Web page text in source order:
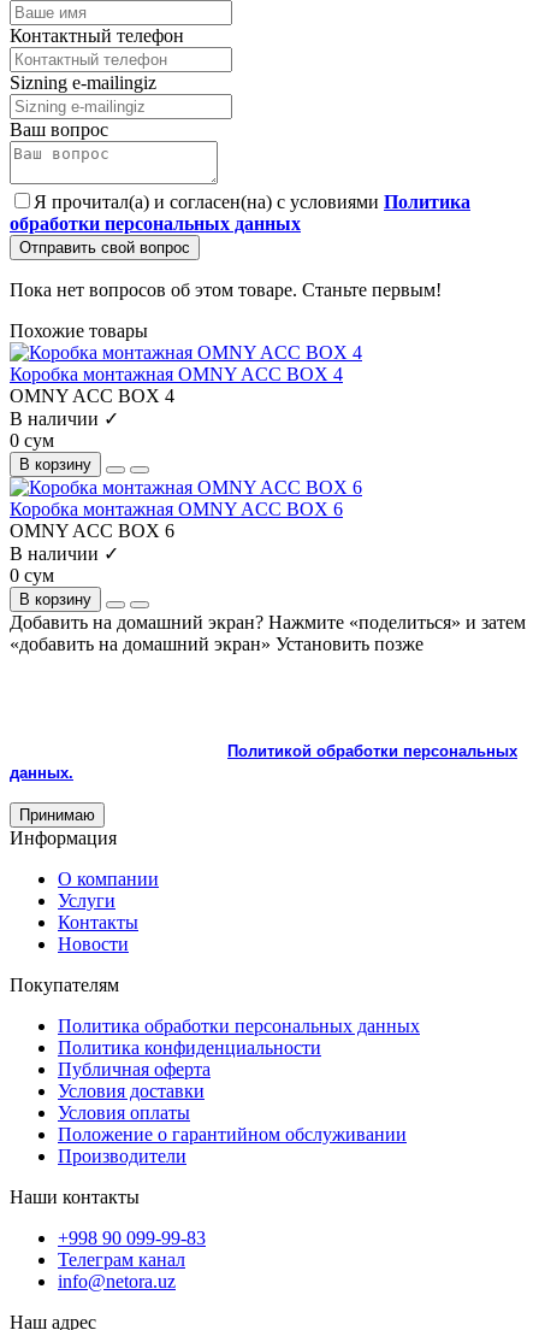
Контактный телефон
Sizning e-mailingiz
Ваш вопрос
Я прочитал(а) и согласен(на) с условиями Политика
обработки персональных данных
Отправить свой вопрос
Пока нет вопросов об этом товаре. Станьте первым!
Похожие товары
Коробка монтажная OMNY ACC BOX 4
OMNY ACC BOX 4
В наличии ✓
0 сум
В корзину
Коробка монтажная OMNY ACC BOX 6
OMNY ACC BOX 6
В наличии ✓
0 сум
В корзину
Добавить на домашний экран? Нажмите «поделиться» и затем
«добавить на домашний экран» Установить позже
Политикой обработки персональных
данных.
Принимаю
Информация
О компании
Услуги
Контакты
Новости
Покупателям
Политика обработки персональных данных
Политика конфиденциальности
Публичная оферта
Условия доставки
Условия оплаты
Положение о гарантийном обслуживании
Производители
Наши контакты
+998 90 099-99-83
Телеграм канал
info@netora.uz
Наш адрес